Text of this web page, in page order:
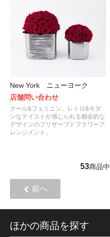
New York ニューヨーク
店舗問い合わせ
クール&フェミニン、レトロ&モダ
ンなテイストが感じられる都会的な
デザインのプリザーブドフラワーア
レンジメント。
53商品中
前へ
ほかの商品を探す